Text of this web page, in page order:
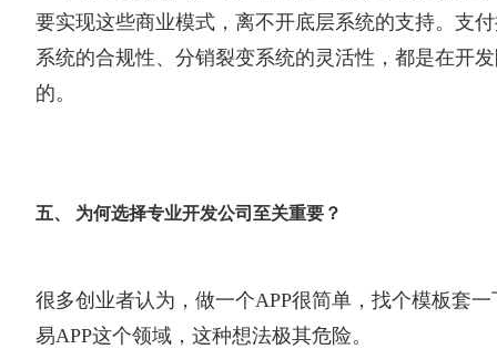
要实现这些商业模式，离不开底层系统的支持。支
系统的合规性、分销裂变系统的灵活性，都是在开
的。
五、 为何选择专业开发公司至关重要？
很多创业者认为，做一个APP很简单，找个模板套
易APP这个领域，这种想法极其危险。